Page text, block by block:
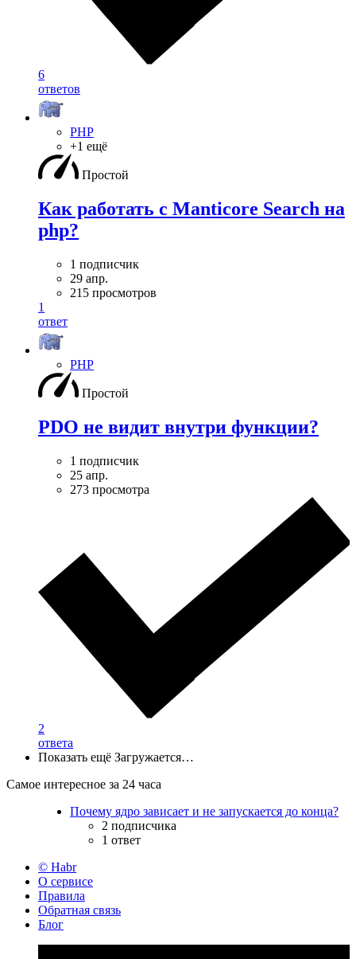
6
ответов
PHP
+1 ещё
Простой
Как работать с Manticore Search на
php?
1 подписчик
29 апр.
215 просмотров
1
ответ
PHP
Простой
PDO не видит внутри функции?
1 подписчик
25 апр.
273 просмотра
2
ответа
Показать ещё Загружается…
Самое интересное за 24 часа
Почему ядро зависает и не запускается до конца?
2 подписчика
1 ответ
© Habr
О сервисе
Правила
Обратная связь
Блог